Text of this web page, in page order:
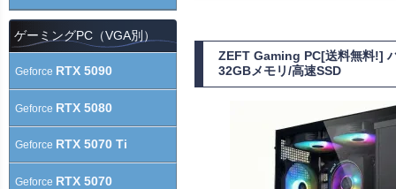
ZEFT Gaming PC[送料無料!]
32GBメモリ/高速SSD
ゲーミングPC（VGA別）
Geforce RTX 5090
Geforce RTX 5080
Geforce RTX 5070 Ti
Geforce RTX 5070